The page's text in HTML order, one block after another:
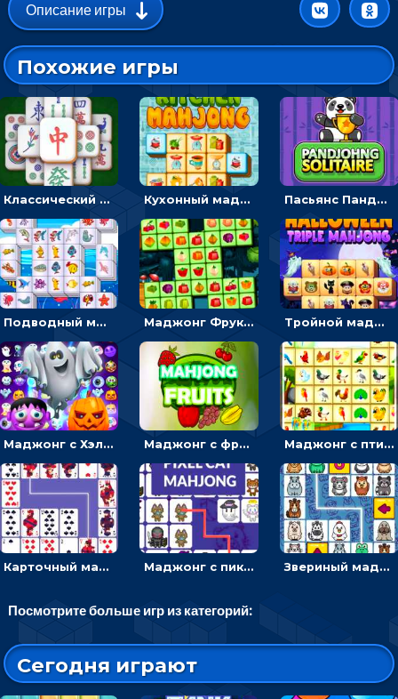
Описание игры
Похожие игры
Классический маджонг на время: находить пары одинаковых плиток, чтобы расчищать поле Кухонный маджонг: соединять пары посуды и расчищать поле Пасьянс Панджонг: собирать карты по порядку, чтобы очистить поле
Подводный маджонг: искать и соединять рыбок парами Маджонг Фрукты: тапать и убирать одинаковые плоды Тройной маджонг с ужастиками: отмечать по три плитки и убирать с поля
Маджонг с Хэллоуином: искать пару для ужастиков, чтобы очистить поле Маджонг с фруктами: соединить плоды линией и убрать с поля Маджонг с птицами: соединять пернатых, чтобы освобождать поле
Карточный маджонг: найти две одинаковые масти и соединить Маджонг с пиксельными котиками: находить пару или проводить линию Звериный маджонг: находить одинаковых животных, чтобы соединять линиями
Посмотрите больше игр из категорий:
Сегодня играют